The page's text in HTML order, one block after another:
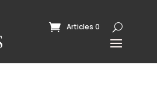
Articles 0